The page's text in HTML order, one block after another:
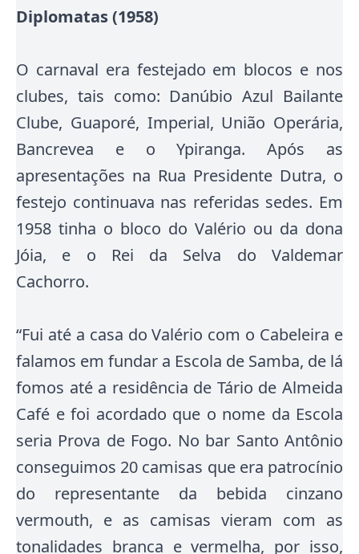
Diplomatas (1958)
O carnaval era festejado em blocos e nos
clubes, tais como: Danúbio Azul Bailante
Clube, Guaporé, Imperial, União Operária,
Bancrevea e o Ypiranga. Após as
apresentações na Rua Presidente Dutra, o
festejo continuava nas referidas sedes. Em
1958 tinha o bloco do Valério ou da dona
Jóia, e o Rei da Selva do Valdemar
Cachorro.
“Fui até a casa do Valério com o Cabeleira e
falamos em fundar a Escola de Samba, de lá
fomos até a residência de Tário de Almeida
Café e foi acordado que o nome da Escola
seria Prova de Fogo. No bar Santo Antônio
conseguimos 20 camisas que era patrocínio
do representante da bebida cinzano
vermouth, e as camisas vieram com as
tonalidades branca e vermelha, por isso,